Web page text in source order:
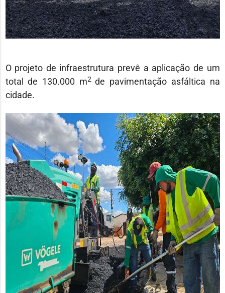
O projeto de infraestrutura prevê a aplicação de um
total de 130.000 m2 de pavimentação asfáltica na
cidade.